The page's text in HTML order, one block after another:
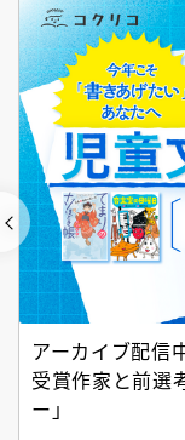
アーカイブ配信
受賞作家と前選
ー」